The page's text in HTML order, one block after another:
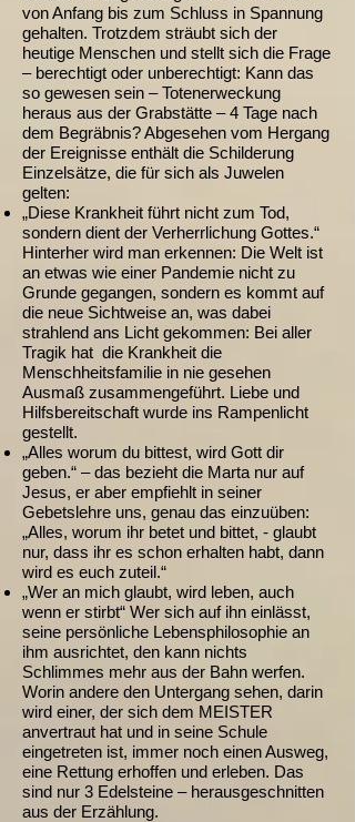
von Anfang bis zum Schluss in Spannung
gehalten. Trotzdem sträubt sich der
heutige Menschen und stellt sich die Frage
– berechtigt oder unberechtigt: Kann das
so gewesen sein – Totenerweckung
heraus aus der Grabstätte – 4 Tage nach
dem Begräbnis? Abgesehen vom Hergang
der Ereignisse enthält die Schilderung
Einzelsätze, die für sich als Juwelen
gelten:
„Diese Krankheit führt nicht zum Tod,
sondern dient der Verherrlichung Gottes.“
Hinterher wird man erkennen: Die Welt ist
an etwas wie einer Pandemie nicht zu
Grunde gegangen, sondern es kommt auf
die neue Sichtweise an, was dabei
strahlend ans Licht gekommen: Bei aller
Tragik hat die Krankheit die
Menschheitsfamilie in nie gesehen
Ausmaß zusammengeführt. Liebe und
Hilfsbereitschaft wurde ins Rampenlicht
gestellt.
„Alles worum du bittest, wird Gott dir
geben.“ – das bezieht die Marta nur auf
Jesus, er aber empfiehlt in seiner
Gebetslehre uns, genau das einzuüben:
„Alles, worum ihr betet und bittet, - glaubt
nur, dass ihr es schon erhalten habt, dann
wird es euch zuteil.“
„Wer an mich glaubt, wird leben, auch
wenn er stirbt“ Wer sich auf ihn einlässt,
seine persönliche Lebensphilosophie an
ihm ausrichtet, den kann nichts
Schlimmes mehr aus der Bahn werfen.
Worin andere den Untergang sehen, darin
wird einer, der sich dem MEISTER
anvertraut hat und in seine Schule
eingetreten ist, immer noch einen Ausweg,
eine Rettung erhoffen und erleben. Das
sind nur 3 Edelsteine – herausgeschnitten
aus der Erzählung.